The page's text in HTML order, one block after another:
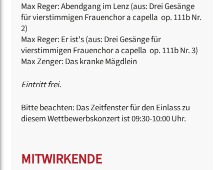
Max Reger: Abendgang im Lenz (aus: Drei Gesänge
für vierstimmigen Frauenchor a capella op. 111b Nr.
2)
Max Reger: Er ist's (aus: Drei Gesänge für
vierstimmigen Frauenchor a capella op. 111b Nr. 3)
Max Zenger: Das kranke Mägdlein
Eintritt frei.
Bitte beachten: Das Zeitfenster für den Einlass zu
diesem Wettbewerbskonzert ist 09:30-10:00 Uhr.
MITWIRKENDE